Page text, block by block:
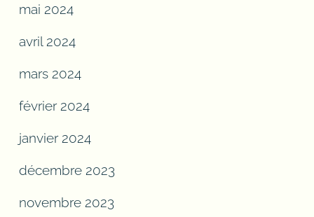
mai 2024
avril 2024
mars 2024
février 2024
janvier 2024
décembre 2023
novembre 2023